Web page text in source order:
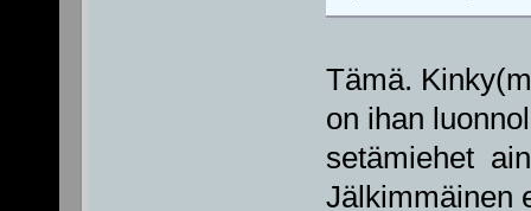
Tämä.
on ihan
setämiehet
Jälkimmäinen